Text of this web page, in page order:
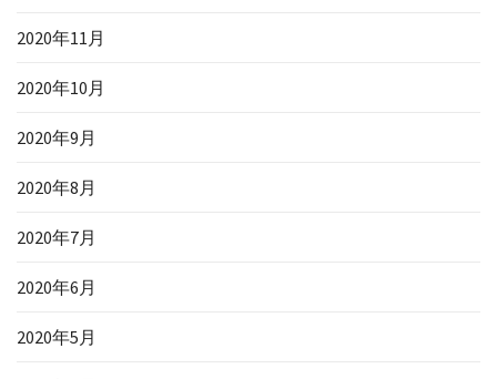
2020年11月
2020年10月
2020年9月
2020年8月
2020年7月
2020年6月
2020年5月